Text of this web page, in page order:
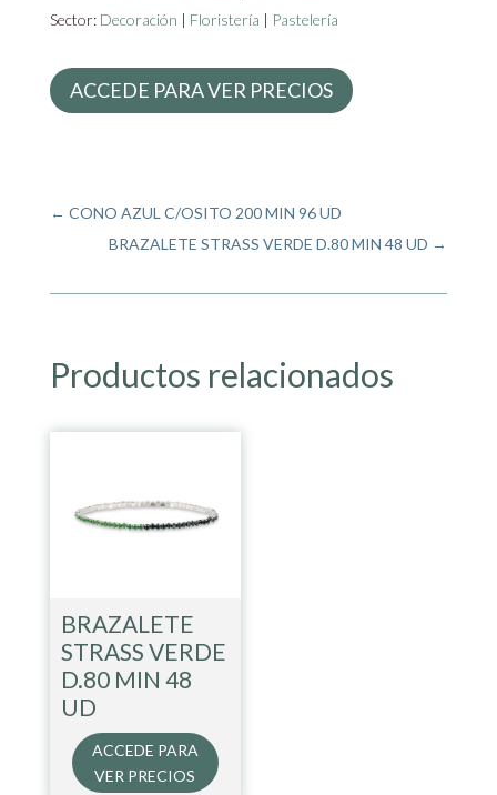
Sector: Decoración | Floristería | Pastelería
ACCEDE PARA VER PRECIOS
← CONO AZUL C/OSITO 200 MIN 96 UD
BRAZALETE STRASS VERDE D.80 MIN 48 UD →
Productos relacionados
BRAZALETE
STRASS VERDE
D.80 MIN 48
UD
ACCEDE PARA
VER PRECIOS